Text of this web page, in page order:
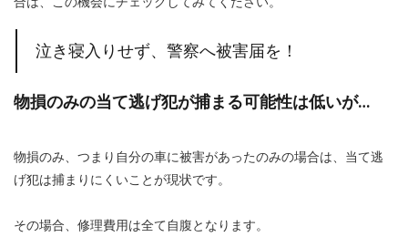
泣き寝入りせず、警察へ被害届を！
物損のみの当て逃げ犯が捕まる可能性は低いが…
物損のみ、つまり自分の車に被害があったのみの場合は、当て逃
げ犯は捕まりにくいことが現状です。
その場合、修理費用は全て自腹となります。